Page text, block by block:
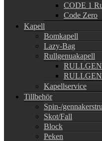
CODE 1
Code Zero
Kapell
Bomkapell
Lazy-Bag
Rullgenuakapell
Kapellservice
Tillbehör
Spin-/
Skot/Fall
Block
Peken